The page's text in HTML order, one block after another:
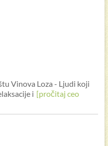
Vinova Loza - Ljudi koji
i [pročitaj ceo